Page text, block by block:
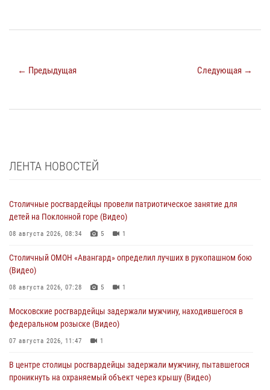
← Предыдущая Следующая →
ЛЕНТА НОВОСТЕЙ
Столичные росгвардейцы провели патриотическое занятие для
детей на Поклонной горе (Видео)
08 августа 2026, 08:34 5 1
Столичный ОМОН «Авангард» определил лучших в рукопашном бою
(Видео)
08 августа 2026, 07:28 5 1
Московские росгвардейцы задержали мужчину, находившегося в
федеральном розыске (Видео)
07 августа 2026, 11:47 1
В центре столицы росгвардейцы задержали мужчину, пытавшегося
проникнуть на охраняемый объект через крышу (Видео)